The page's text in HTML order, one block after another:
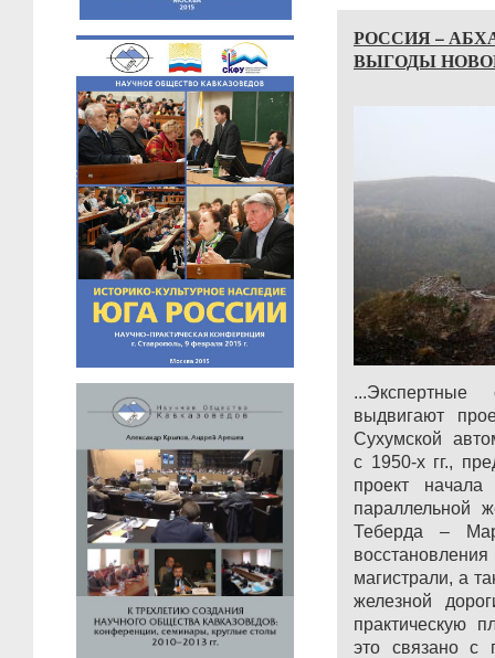
РОССИЯ –
ВЫГОДЫ
выдвигают
Сухумской
с 1950-х гг.,
проект начала
параллельной
Теберда –
магистрали, а
железной
практическую
это связано с